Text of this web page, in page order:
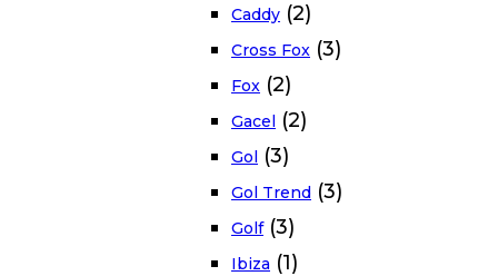
Caddy (2)
Cross Fox (3)
Fox (2)
Gacel (2)
Gol (3)
Gol Trend (3)
Golf (3)
Ibiza (1)